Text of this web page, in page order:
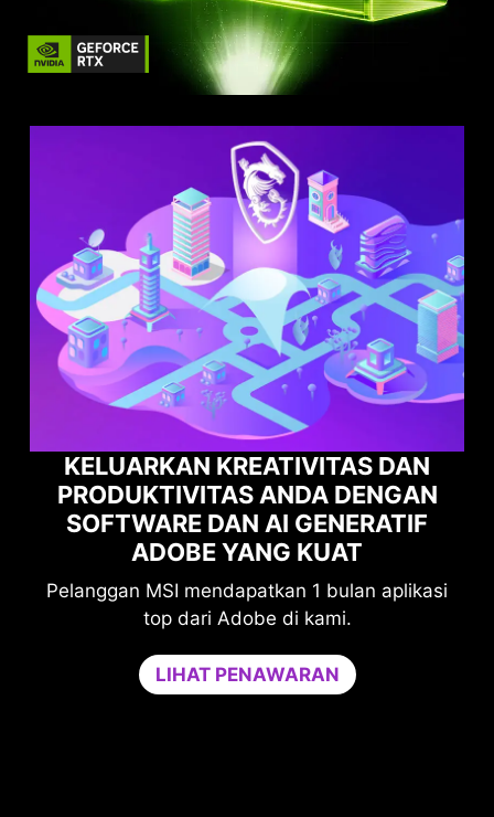
aplikasi
MAKSIMALKAN KINERJA
ANDA DENGAN NORTON
OPTIMIZER
Tingkatkan perlindungan Anda tanpa
mengorbankan performa gaming.
Game Optimizer mendedikasikan daya
yang diperlukan untuk kinerja optimal